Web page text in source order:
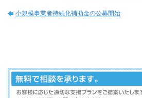
小規模事業者持続化補助金の公募開始